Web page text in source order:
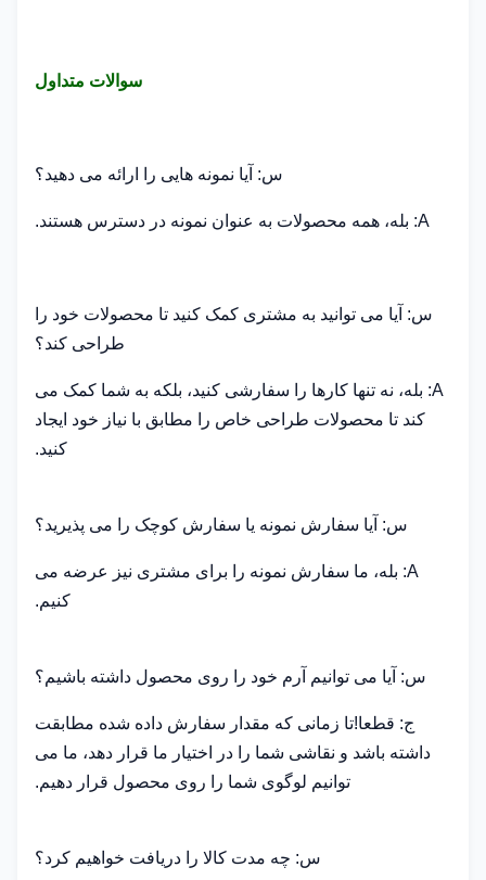
سوالات متداول
س: آیا نمونه هایی را ارائه می دهید؟
A: بله، همه محصولات به عنوان نمونه در دسترس هستند.
س: آیا می توانید به مشتری کمک کنید تا محصولات خود را
طراحی کند؟
A: بله، نه تنها کارها را سفارشی کنید، بلکه به شما کمک می
کند تا محصولات طراحی خاص را مطابق با نیاز خود ایجاد
کنید.
س: آیا سفارش نمونه یا سفارش کوچک را می پذیرید؟
A: بله، ما سفارش نمونه را برای مشتری نیز عرضه می
کنیم.
س: آیا می توانیم آرم خود را روی محصول داشته باشیم؟
ج: قطعا!تا زمانی که مقدار سفارش داده شده مطابقت
داشته باشد و نقاشی شما را در اختیار ما قرار دهد، ما می
توانیم لوگوی شما را روی محصول قرار دهیم.
س: چه مدت کالا را دریافت خواهیم کرد؟